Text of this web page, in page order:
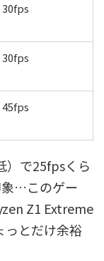
30fps
30fps
45fps
）で25fpsくら
象…このゲー
Z1 Extreme
っとだけ余裕